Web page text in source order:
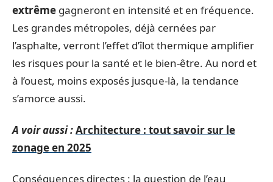
extrême gagneront en intensité et en fréquence.
Les grandes métropoles, déjà cernées par
l’asphalte, verront l’effet d’îlot thermique amplifier
les risques pour la santé et le bien-être. Au nord et
à l’ouest, moins exposés jusque-là, la tendance
s’amorce aussi.
A voir aussi :Architecture : tout savoir sur le
zonage en 2025
Conséquences directes : la question de l’eau